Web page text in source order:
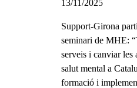
13/11/2025
Support-Girona
seminari de MHE:
serveis i canviar les
salut mental a
formació i